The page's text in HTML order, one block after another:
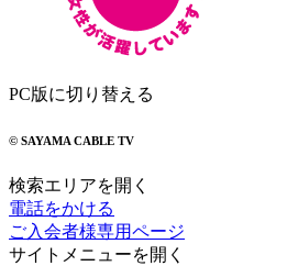
PC版に切り替える
© SAYAMA CABLE TV
検索エリアを開く
電話をかける
ご入会者様専用ページ
サイトメニューを開く